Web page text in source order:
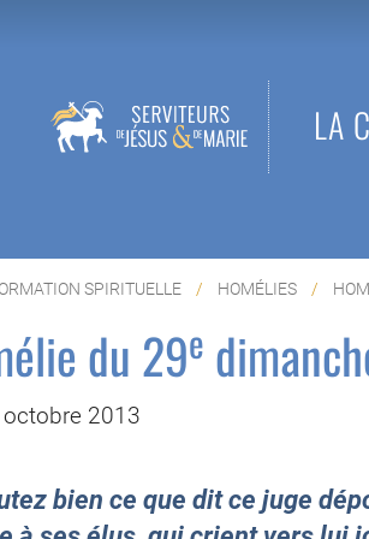
LA
SPIRITUELLE HOMÉLIES
du 29e
2013
bien ce que dit ce juge